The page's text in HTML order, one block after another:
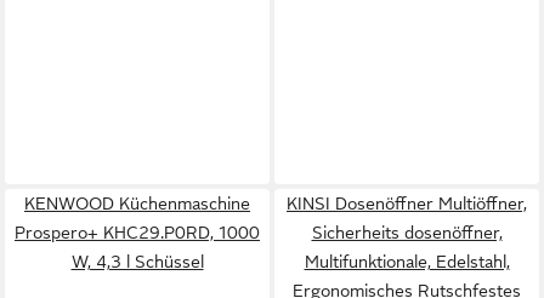
KENWOOD Küchenmaschine
Prospero+ KHC29.P0RD, 1000
W, 4,3 l Schüssel
KINSI Dosenöffner Multiöffner,
Sicherheits dosenöffner,
Multifunktionale, Edelstahl,
Ergonomisches Rutschfestes